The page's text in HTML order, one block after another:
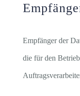
Empfänger der
die für den